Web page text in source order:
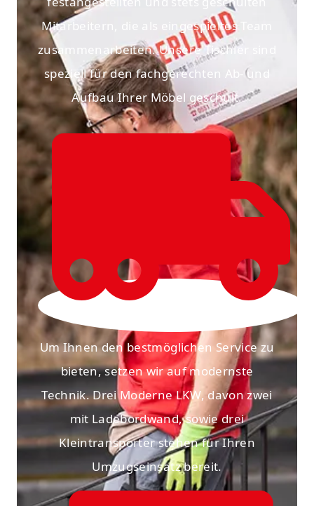
Mitarbeitern, die als eingespieltes Team
zusammenarbeiten. Unsere Tischler sind
speziell für den fachgerechten Ab- und
Aufbau Ihrer Möbel geschult.
Um Ihnen den bestmöglichen Service zu
bieten, setzen wir auf modernste
Technik. Drei Moderne LKW, davon zwei
mit Ladebordwand, sowie drei
Kleintransporter stehen für Ihren
Umzugseinsatz bereit.